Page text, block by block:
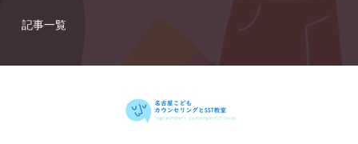
記事一覧